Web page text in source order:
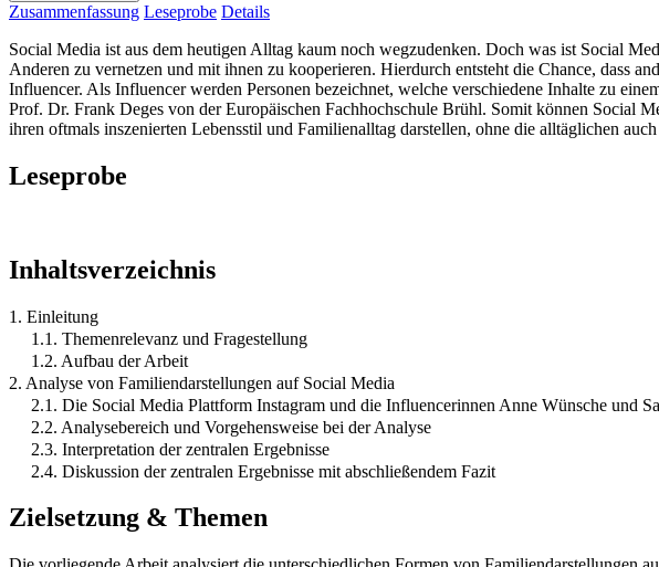
Zusammenfassung Leseprobe Details
Social Media ist aus dem heutigen Alltag kaum noch wegzudenken. Doch was ist Social
Anderen zu vernetzen und mit ihnen zu kooperieren. Hierdurch entsteht die Chance, dass
Influencer. Als Influencer werden Personen bezeichnet, welche verschiedene Inhalte zu
Prof. Dr. Frank Deges von der Europäischen Fachhochschule Brühl. Somit können Social
ihren oftmals inszenierten Lebensstil und Familienalltag darstellen, ohne die alltäglichen
Leseprobe
Inhaltsverzeichnis
1. Einleitung
1.1. Themenrelevanz und Fragestellung
1.2. Aufbau der Arbeit
2. Analyse von Familiendarstellungen auf Social Media
2.1. Die Social Media Plattform Instagram und die Influencerinnen Anne Wünsche und
2.2. Analysebereich und Vorgehensweise bei der Analyse
2.3. Interpretation der zentralen Ergebnisse
2.4. Diskussion der zentralen Ergebnisse mit abschließendem Fazit
Zielsetzung & Themen